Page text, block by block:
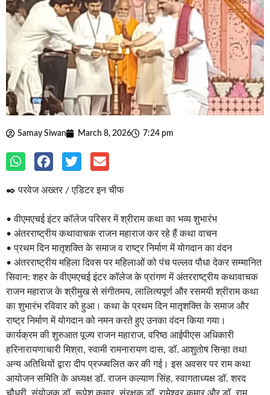
Samay Siwan March 8, 2026 7:24 pm
✒️ परवेज अख्तर / एडिटर इन चीफ
• वीएमएचई इंटर कॉलेज परिसर में श्रीराम कथा का भव्य शुभारंभ
• अंतरराष्ट्रीय कथावाचक राजन महाराज कर रहे हैं कथा वाचन
• प्रथम दिन मातृशक्ति के समाज व राष्ट्र निर्माण में योगदान का वंदन
• अंतरराष्ट्रीय महिला दिवस पर महिलाओं को पंच पल्लव पौधा देकर सम्मानित
सिवान: शहर के वीएमएचई इंटर कॉलेज के प्रांगण में अंतरराष्ट्रीय कथावाचक
राजन महाराज के श्रीमुख से संगीतमय, लालित्यपूर्ण और रसमयी श्रीराम कथा
का शुभारंभ रविवार को हुआ। कथा के प्रथम दिन मातृशक्ति के समाज और
राष्ट्र निर्माण में योगदान को नमन करते हुए उनका वंदन किया गया।
कार्यक्रम की शुरुआत पूज्य राजन महाराज, वरिष्ठ आईपीएस अधिकारी
हरिनारायणाचारी मिश्रा, स्वामी रामनारायण दास, डॉ. आशुतोष सिन्हा तथा
अन्य अतिथियों द्वारा दीप प्रज्ज्वलित कर की गई। इस अवसर पर राम कथा
आयोजन समिति के अध्यक्ष डॉ. राजन कल्याण सिंह, स्वागताध्यक्ष डॉ. शरद